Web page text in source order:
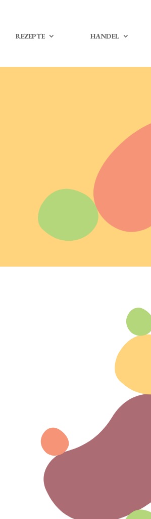
REZEPTE HANDEL